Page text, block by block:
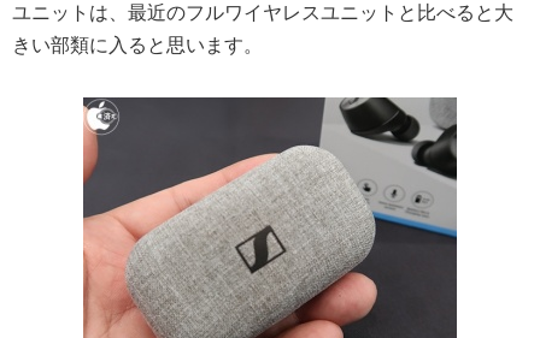
ユニットは、最近のフルワイヤレスユニットと比べると大
きい部類に入ると思います。